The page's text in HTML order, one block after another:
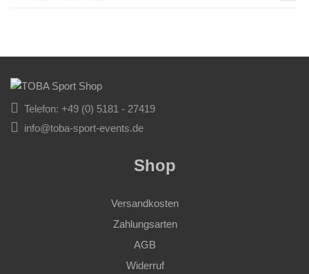
Telefon: +49 (0) 5181 - 27419
info@toba-sport-events.de
Shop
Versandkosten
Zahlungsarten
AGB
Widerruf